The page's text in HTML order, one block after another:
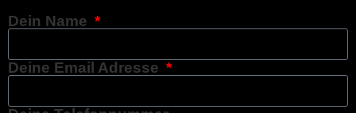
Dein Name
Deine Email Adresse